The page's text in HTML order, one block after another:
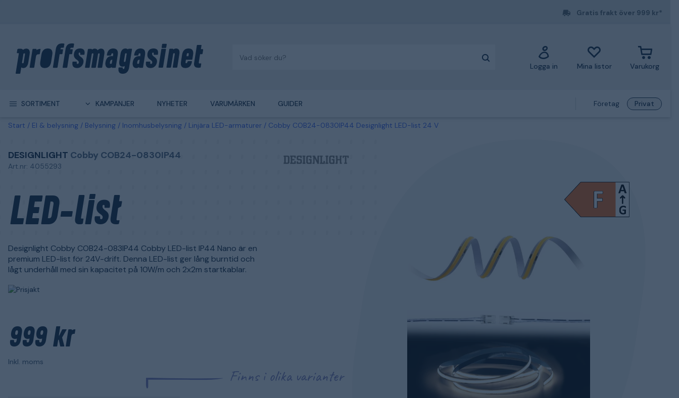
Gratis frakt över 999 kr*
Logga in Mina listor Varukorg
SORTIMENT KAMPANJER NYHETER VARUMÄRKEN GUIDER Företag Privat
Start El & belysning Belysning Inomhusbelysning Linjära LED-armaturer Cobby COB24-0830IP44 Designlight LED-list 24 V
DESIGNLIGHT Cobby COB24-0830IP44
Art.nr: 4055293
LED-list
Designlight Cobby COB24-083IP44 Cobby LED-list IP44 Nano är en
premium LED-list för 24V-drift. Denna LED-list ger lång burntid och
lågt underhåll med sin kapacitet på 10W/m och 2x2m startkablar.
999 kr
Inkl. moms
Finns i olika varianter